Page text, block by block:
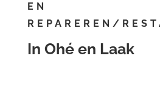
EN
REPAREREN/
In Ohé en Laak